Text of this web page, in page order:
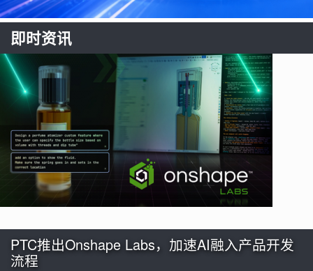
即时资讯
PTC推出Onshape Labs，加速AI融入产品开发
流程